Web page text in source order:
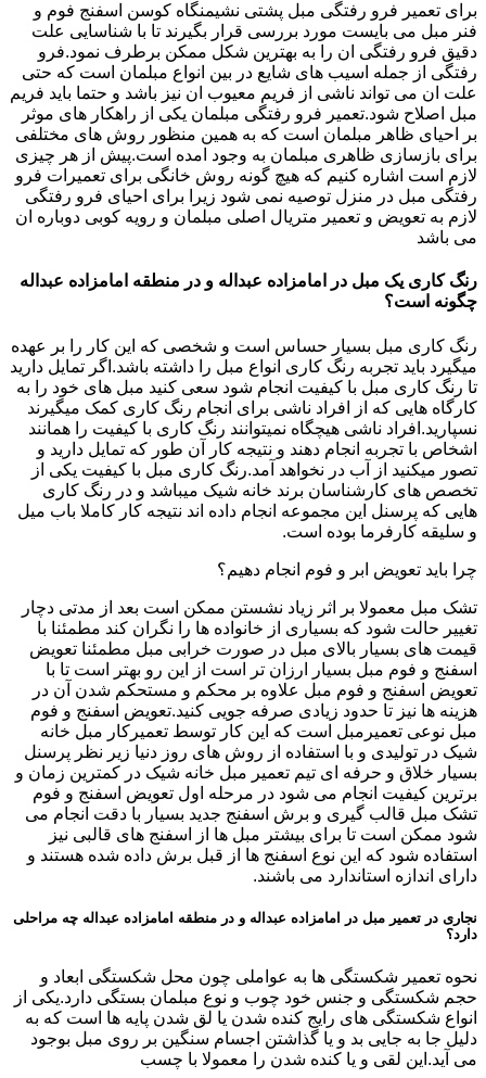
برای تعمیر فرو رفتگی مبل پشتی نشیمنگاه کوسن اسفنج فوم و
فنر مبل می بایست مورد بررسی قرار بگیرند تا با شناسایی علت
دقیق فرو رفتگی ان را به بهترین شکل ممکن برطرف نمود.فرو
رفتگی از جمله اسیب های شایع در بین انواع مبلمان است که حتی
علت ان می تواند ناشی از فریم معیوب ان نیز باشد و حتما باید فریم
مبل اصلاح شود.تعمیر فرو رفتگی مبلمان یکی از راهکار های موثر
بر احیای ظاهر مبلمان است که به همین منظور روش های مختلفی
برای بازسازی ظاهری مبلمان به وجود امده است.پیش از هر چیزی
لازم است اشاره کنیم که هیچ گونه روش خانگی برای تعمیرات فرو
رفتگی مبل در منزل توصیه نمی شود زیرا برای احیای فرو رفتگی
لازم به تعویض و تعمیر متریال اصلی مبلمان و رویه کوبی دوباره ان
می باشد
رنگ کاری یک مبل در امامزاده عبداله و در منطقه امامزاده عبداله
چگونه است؟
رنگ کاری مبل بسیار حساس است و شخصی که این کار را بر عهده
میگیرد باید تجربه رنگ کاری انواع مبل را داشته باشد.اگر تمایل دارید
تا رنگ کاری مبل با کیفیت انجام شود سعی کنید مبل های خود را به
کارگاه هایی که از افراد ناشی برای انجام رنگ کاری کمک میگیرند
نسپارید.افراد ناشی هیچگاه نمیتوانند رنگ کاری با کیفیت را همانند
اشخاص با تجربه انجام دهند و نتیجه کار آن طور که تمایل دارید و
تصور میکنید از آب در نخواهد آمد.رنگ کاری مبل با کیفیت یکی از
تخصص های کارشناسان برند خانه شیک میباشد و در رنگ کاری
هایی که پرسنل این مجموعه انجام داده اند نتیجه کار کاملا باب میل
و سلیقه کارفرما بوده است.
چرا باید تعویض ابر و فوم انجام دهیم؟
تشک مبل معمولا بر اثر زیاد نشستن ممکن است بعد از مدتی دچار
تغییر حالت شود که بسیاری از خانواده ها را نگران کند مطمئنا با
قیمت های بسیار بالای مبل در صورت خرابی مبل مطمئنا تعویض
اسفنج و فوم مبل بسیار ارزان تر است از این رو بهتر است تا با
تعویض اسفنج و فوم مبل علاوه بر محکم و مستحکم شدن آن در
هزینه ها نیز تا حدود زیادی صرفه جویی کنید.تعویض اسفنج و فوم
مبل نوعی تعمیرمبل است که این کار توسط تعمیرکار مبل خانه
شیک در تولیدی و با استفاده از روش های روز دنیا زیر نظر پرسنل
بسیار خلاق و حرفه ای تیم تعمیر مبل خانه شیک در کمترین زمان و
برترین کیفیت انجام می شود در مرحله اول تعویض اسفنج و فوم
تشک مبل قالب گیری و برش اسفنج جدید بسیار با دقت انجام می
شود ممکن است تا برای بیشتر مبل ها از اسفنج های قالبی نیز
استفاده شود که این نوع اسفنج ها از قبل برش داده شده هستند و
دارای اندازه استاندارد می باشند.
نجاری در تعمیر مبل در امامزاده عبداله و در منطقه امامزاده عبداله چه مراحلی
دارد؟
نحوه تعمیر شکستگی ها به عواملی چون محل شکستگی ابعاد و
حجم شکستگی و جنس خود چوب و نوع مبلمان بستگی دارد.یکی از
انواع شکستگی های رایج کنده شدن یا لق شدن پایه ها است که به
دلیل جا به جایی بد و یا گذاشتن اجسام سنگین بر روی مبل بوجود
می آید.این لقی و یا کنده شدن را معمولا با چسب